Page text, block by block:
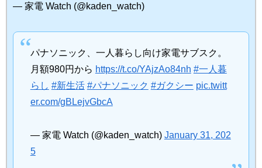
— 家電 Watch (@kaden_watch)
パナソニック、一人暮らし向け家電サブスク。
月額980円から https://t.co/YAjzAo84nh #一人暮
らし #新生活 #パナソニック #ガクシー pic.twitt
er.com/gBLejvGbcA
— 家電 Watch (@kaden_watch) January 31, 202
5